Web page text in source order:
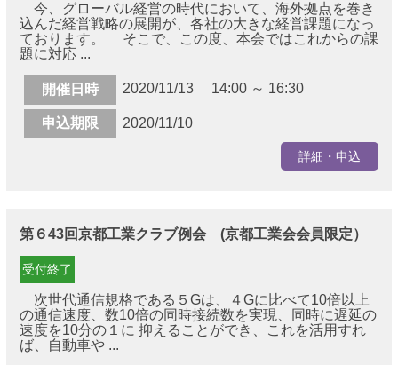
今、グローバル経営の時代において、海外拠点を巻き
込んだ経営戦略の展開が、各社の大きな経営課題になっ
ております。 そこで、この度、本会ではこれからの課
題に対応 ...
開催日時 2020/11/13 14:00 ～ 16:30
申込期限 2020/11/10
詳細・申込
第６43回京都工業クラブ例会 (京都工業会会員限定）
受付終了
次世代通信規格である５Gは、４Gに比べて10倍以上
の通信速度、数10倍の同時接続数を実現、同時に遅延の
速度を10分の１に 抑えることができ、これを活用すれ
ば、自動車や ...